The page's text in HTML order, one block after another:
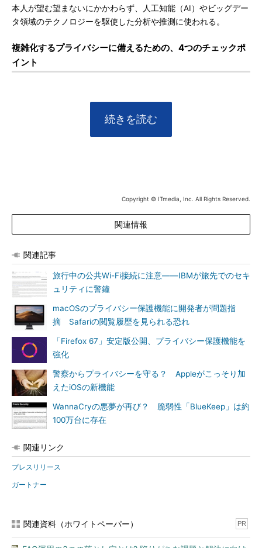
本人が望む望まないにかかわらず、人工知能（AI）やビッグデー
タ領域のテクノロジーを駆使した分析や推測に使われる。
複雑化するプライバシーに備えるための、4つのチェックポ
イント
続きを読む
Copyright © ITmedia, Inc. All Rights Reserved.
関連情報
関連記事
旅行中の公共Wi-Fi接続に注意――IBMが旅先でのセキ
ュリティに警鐘
macOSのプライバシー保護機能に開発者が問題指
摘 Safariの閲覧履歴を見られる恐れ
「Firefox 67」安定版公開、プライバシー保護機能を
強化
警察からプライバシーを守る？ Appleがこっそり加
えたiOSの新機能
WannaCryの悪夢が再び？ 脆弱性「BlueKeep」は約
100万台に存在
関連リンク
プレスリリース
ガートナー
関連資料（ホワイトペーパー） PR